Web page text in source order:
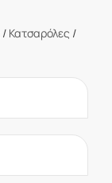
/ Κατσαρόλες /